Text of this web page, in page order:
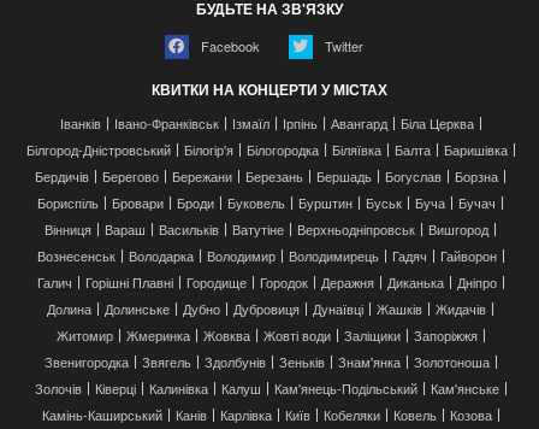
БУДЬТЕ НА ЗВ'ЯЗКУ
Facebook Twitter
КВИТКИ НА КОНЦЕРТИ У МІСТАХ
Іванків Івано-Франківськ Ізмаїл Ірпінь Авангард
Біла Церква
Білгород-Дністровський
Білогір'я Білогородка Біляївка Балта
Баришівка
Бердичів
Берегово Бережани Березань Бершадь Богуслав
Борзна
Бориспіль
Бровари Броди Буковель Бурштин Буськ Буча
Бучач
Вінниця
Вараш Васильків Ватутіне Верхньодніпровськ
Вишгород
Вознесенськ
Володарка Володимир Володимирець Гадяч
Гайворон
Галич
Горішні Плавні Городище Городок Деражня Диканька
Дніпро
Долина
Долинське Дубно Дубровиця Дунаївці Жашків
Жидачів
Житомир
Жмеринка Жовква Жовті води Заліщики
Запоріжжя
Звенигородка
Звягель Здолбунів Зеньків Знам'янка
Золотоноша
Золочів
Ківерці Калинівка Калуш Кам'янець-Подільський
Кам'янське
Камінь-Каширський
Канів Карлівка Київ Кобеляки Ковель
Козова